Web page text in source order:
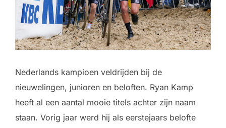
Nederlands kampioen veldrijden bij de
nieuwelingen, junioren en beloften. Ryan Kamp
heeft al een aantal mooie titels achter zijn naam
staan. Vorig jaar werd hij als eerstejaars belofte